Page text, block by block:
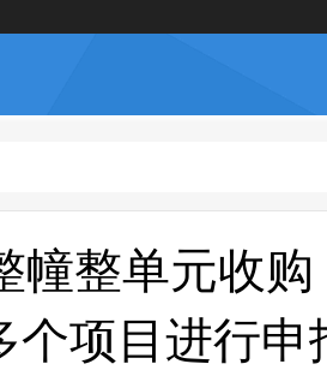
幢整单元收
个项目进行申